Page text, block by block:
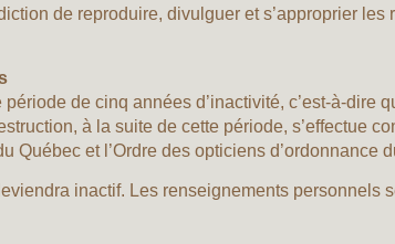
de reproduire, divulguer et s’approprier
de cinq années d’inactivité, c’est-à-dire
à la suite de cette période, s’effectue
Québec et l’Ordre des opticiens d’ordonnance
inactif. Les renseignements personnels